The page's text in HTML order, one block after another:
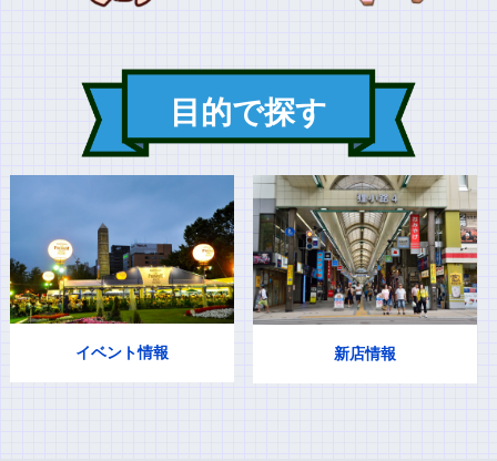
目的で探す
イベント情報 新店情報